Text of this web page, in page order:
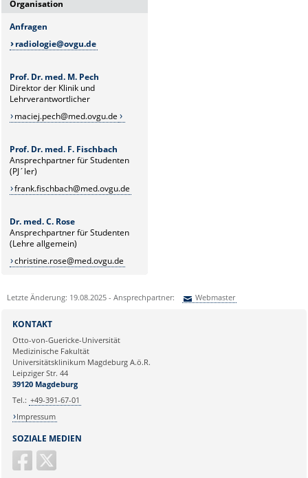
Organisation
Anfragen
radiologie@ovgu.de
Prof. Dr. med. M. Pech
Direktor der Klinik und
Lehrverantwortlicher
maciej.pech@med.ovgu.de
Prof. Dr. med. F. Fischbach
Ansprechpartner für Studenten
(PJ´ler)
frank.fischbach@med.ovgu.de
Dr. med. C. Rose
Ansprechpartner für Studenten
(Lehre allgemein)
christine.rose@med.ovgu.de
Letzte Änderung: 19.08.2025 - Ansprechpartner: Webmaster
Ihre E-Mailadresse:
Ihr Anliegen:
SOZIALE MEDIEN
KONTAKT
Otto-von-Guericke-Universität
Medizinische Fakultät
Universitätsklinikum Magdeburg A.ö.R.
Leipziger Str. 44
39120 Magdeburg
Tel.: +49-391-67-01
Impressum